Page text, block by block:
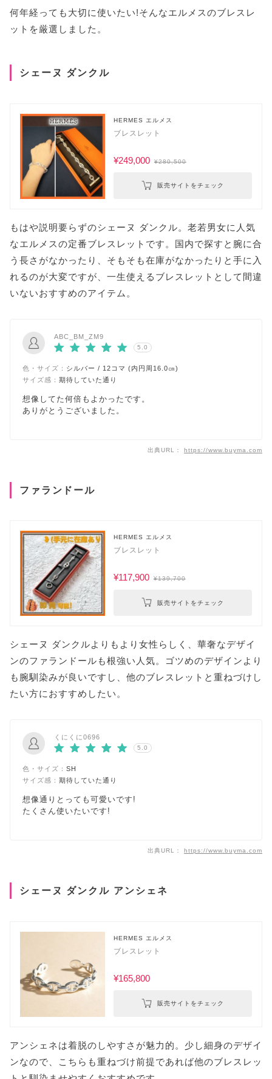
何年経っても大切に使いたい!そんなエルメスのブレスレ
ットを厳選しました。
シェーヌ ダンクル
HERMES エルメス
ブレスレット
¥249,000 ¥280,500
販売サイトをチェック
もはや説明要らずのシェーヌ ダンクル。老若男女に人気
なエルメスの定番ブレスレットです。国内で探すと腕に合
う長さがなかったり、そもそも在庫がなかったりと手に入
れるのが大変ですが、一生使えるブレスレットとして間違
いないおすすめのアイテム。
ABC_BM_ZM9
5.0
色・サイズ： シルバー / 12コマ (内円周16.0㎝)
サイズ感： 期待していた通り
想像してた何倍もよかったです。
ありがとうございました。
出典URL： https://www.buyma.com
ファランドール
HERMES エルメス
ブレスレット
¥117,900 ¥139,700
販売サイトをチェック
シェーヌ ダンクルよりもより女性らしく、華奢なデザイ
ンのファランドールも根強い人気。ゴツめのデザインより
も腕馴染みが良いですし、他のブレスレットと重ねづけし
たい方におすすめしたい。
くにくに0696
5.0
色・サイズ： SH
サイズ感： 期待していた通り
想像通りとっても可愛いです!
たくさん使いたいです!
出典URL： https://www.buyma.com
シェーヌ ダンクル アンシェネ
HERMES エルメス
ブレスレット
¥165,800
販売サイトをチェック
アンシェネは着脱のしやすさが魅力的。少し細身のデザイ
ンなので、こちらも重ねづけ前提であれば他のブレスレッ